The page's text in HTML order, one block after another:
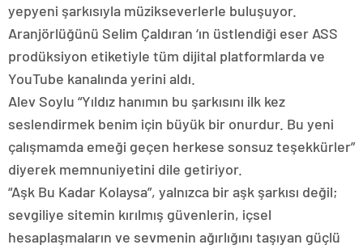
yepyeni şarkısıyla müzikseverlerle buluşuyor.
Aranjörlüğünü Selim Çaldıran ‘ın üstlendiği eser ASS
prodüksiyon etiketiyle tüm dijital platformlarda ve
YouTube kanalında yerini aldı.
Alev Soylu “Yıldız hanımın bu şarkısını ilk kez
seslendirmek benim için büyük bir onurdur. Bu yeni
çalışmamda emeği geçen herkese sonsuz teşekkürler”
diyerek memnuniyetini dile getiriyor.
“Aşk Bu Kadar Kolaysa”, yalnızca bir aşk şarkısı değil;
sevgiliye sitemin kırılmış güvenlerin, içsel
hesaplaşmaların ve sevmenin ağırlığını taşıyan güçlü